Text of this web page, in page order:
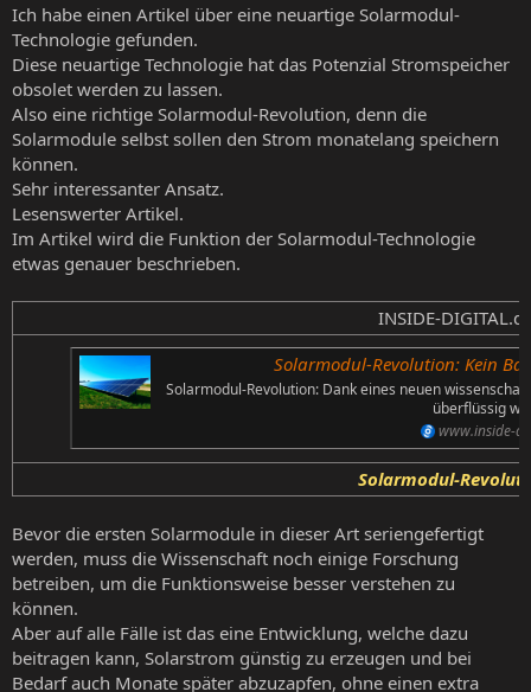
Ich habe einen Artikel über eine neuartige Solarmodul-
Technologie gefunden.
Diese neuartige Technologie hat das Potenzial Stromspeicher
obsolet werden zu lassen.
Also eine richtige Solarmodul-Revolution, denn die
Solarmodule selbst sollen den Strom monatelang speichern
können.
Sehr interessanter Ansatz.
Lesenswerter Artikel.
Im Artikel wird die Funktion der Solarmodul-Technologie
etwas genauer beschrieben.
INSIDE-
Solarmodul-Revolution: Kein
Solarmodul-Revolution: Dank eines neuen
überflüssig
www.inside-
Solarmodul-
Bevor die ersten Solarmodule in dieser Art seriengefertigt
werden, muss die Wissenschaft noch einige Forschung
betreiben, um die Funktionsweise besser verstehen zu
können.
Aber auf alle Fälle ist das eine Entwicklung, welche dazu
beitragen kann, Solarstrom günstig zu erzeugen und bei
Bedarf auch Monate später abzuzapfen, ohne einen extra